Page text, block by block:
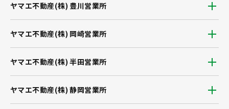
ヤマエ不動産(株) 静岡営業所
ヤマエ不動産(株) 豊川営業所
ヤマエ不動産(株) 岡崎営業所
ヤマエ不動産(株) 半田営業所